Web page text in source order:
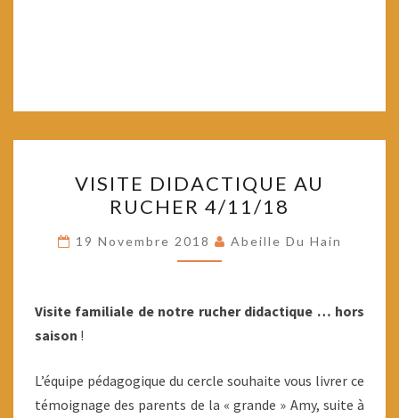
DIDACTIQUE
AU
RUCHER
4/11/18
VISITE DIDACTIQUE AU
RUCHER 4/11/18
19 Novembre 2018 Abeille Du Hain
Visite familiale de notre rucher didactique … hors
saison !
L’équipe pédagogique du cercle souhaite vous livrer ce
témoignage des parents de la « grande » Amy, suite à